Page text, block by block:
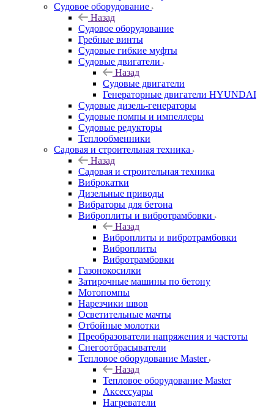
Судовое оборудование
Назад
Судовое оборудование
Гребные винты
Судовые гибкие муфты
Судовые двигатели
Назад
Судовые двигатели
Генераторные двигатели HYUNDAI
Судовые дизель-генераторы
Судовые помпы и импеллеры
Судовые редукторы
Теплообменники
Садовая и строительная техника
Назад
Садовая и строительная техника
Виброкатки
Дизельные приводы
Вибраторы для бетона
Виброплиты и вибротрамбовки
Назад
Виброплиты и вибротрамбовки
Виброплиты
Вибротрамбовки
Газонокосилки
Затирочные машины по бетону
Мотопомпы
Нарезчики швов
Осветительные мачты
Отбойные молотки
Преобразователи напряжения и частоты
Снегоотбрасыватели
Тепловое оборудование Master
Назад
Тепловое оборудование Master
Аксессуары
Нагреватели